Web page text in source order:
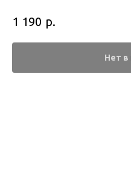
1 190 р.
Нет в